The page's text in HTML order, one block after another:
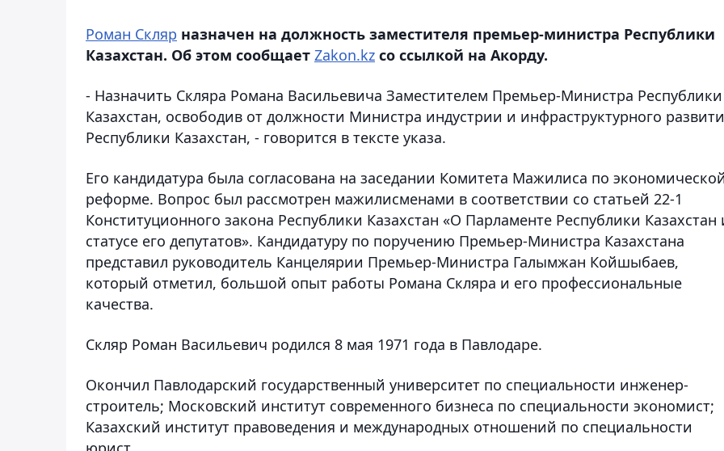
Роман Скляр назначен на должность заместителя премьер-министра Республики
Казахстан. Об этом сообщает Zakon.kz со ссылкой на Акорду.
- Назначить Скляра Романа Васильевича Заместителем Премьер-Министра Республики
Казахстан, освободив от должности Министра индустрии и инфраструктурного
Республики Казахстан, - говорится в тексте указа.
Его кандидатура была согласована на заседании Комитета Мажилиса по
реформе. Вопрос был рассмотрен мажилисменами в соответствии со статьей 22-1
Конституционного закона Республики Казахстан «О Парламенте Республики Казахстан
статусе его депутатов». Кандидатуру по поручению Премьер-Министра Казахстана
представил руководитель Канцелярии Премьер-Министра Галымжан Койшыбаев,
который отметил, большой опыт работы Романа Скляра и его профессиональные
качества.
Скляр Роман Васильевич родился 8 мая 1971 года в Павлодаре.
Окончил Павлодарский государственный университет по специальности инженер-
строитель; Московский институт современного бизнеса по специальности экономист;
Казахский институт правоведения и международных отношений по специальности